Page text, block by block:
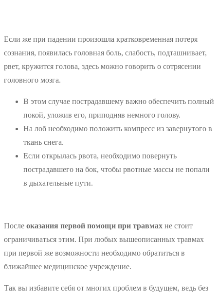
Если же при падении произошла кратковременная потеря
сознания, появилась головная боль, слабость, подташнивает,
рвет, кружится голова, здесь можно говорить о сотрясении
головного мозга.
В этом случае пострадавшему важно обеспечить полный
покой, уложив его, приподняв немного голову.
На лоб необходимо положить компресс из завернутого в
ткань снега.
Если открылась рвота, необходимо повернуть
пострадавшего на бок, чтобы рвотные массы не попали
в дыхательные пути.
После оказания первой помощи при травмах не стоит
ограничиваться этим. При любых вышеописанных травмах
при первой же возможности необходимо обратиться в
ближайшее медицинское учреждение.
Так вы избавите себя от многих проблем в будущем, ведь без